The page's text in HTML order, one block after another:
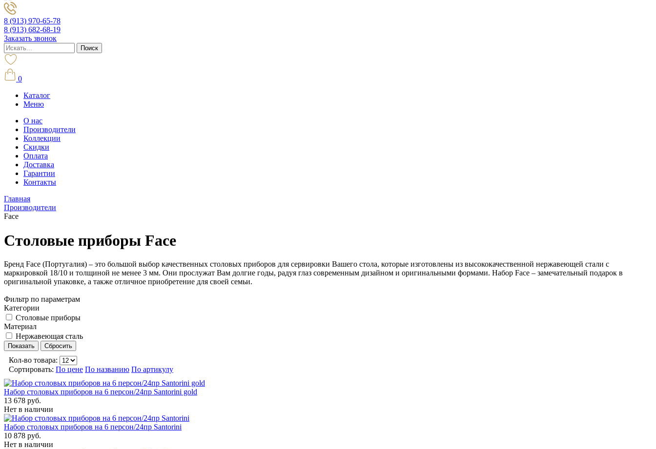
8 (913) 970-65-78
8 (913) 682-68-19
Заказать звонок
0
Каталог
Меню
О нас
Производители
Коллекции
Скидки
Оплата
Доставка
Гарантии
Контакты
Главная
Производители
Face
Столовые приборы Face
Бренд Face (Португалия) – это большой выбор качественных столовых приборов для сервировки Вашего стола, которые изготовлены из высококачественной нержавеющей стали с
маркировкой 18/10 и толщиной не менее 3 мм. Они прослужат Вам долгие годы, радуя глаз современным дизайном и оригинальными формами. Набор Face – замечательный подарок в
оригинальной упаковке, а также отличное приобретение для своей семьи.
Фильтр по параметрам
Категории
Столовые приборы
Материал
Нержавеющая сталь
Кол-во товара:
Сортировать: По цене По названию По артикулу
Набор столовых приборов на 6 персон/24пр Santorini gold
13 678 руб.
Нет в наличии
Набор столовых приборов на 6 персон/24пр Santorini
10 878 руб.
Нет в наличии